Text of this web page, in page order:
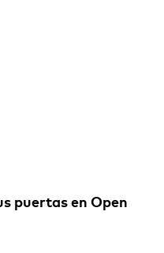
puertas en Open